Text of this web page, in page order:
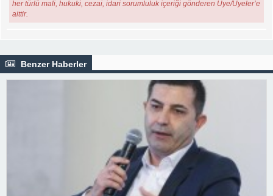
her türlü mali, hukuki, cezai, idari sorumluluk içeriği gönderen Üye/Üyeler’e
aittir.
Benzer Haberler